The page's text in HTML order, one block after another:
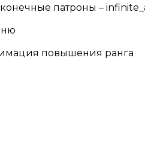
патроны –
повышения ранга